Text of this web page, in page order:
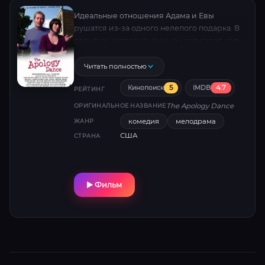
Идеальные отношения Адама и Евы
рушатся из-за одного нелепого подарка. В
комедию ошибок. Спасёт ли любовь этот
хаос?
Читать полностью
РЕЙТИНГ Кинопоиск 5 IMDB 4.7
ОРИГИНАЛЬНОЕ НАЗВАНИЕ The Apology Dance
ЖАНР комедия мелодрама
СТРАНА США
Фильм